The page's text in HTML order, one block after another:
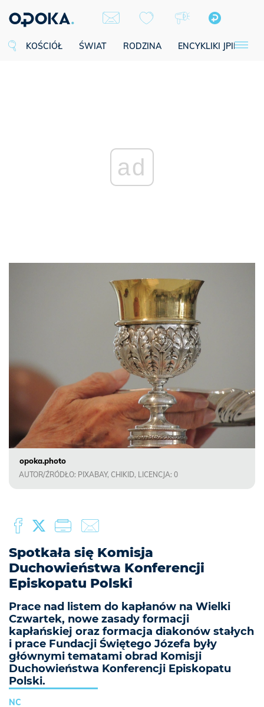
KOŚCIÓŁ ŚWIAT RODZINA ENCYKLIKI JPII
ad
opoka.photo
AUTOR/ŹRÓDŁO: PIXABAY, CHIKID, LICENCJA: 0
Spotkała się Komisja
Duchowieństwa Konferencji
Episkopatu Polski
Prace nad listem do kapłanów na Wielki
Czwartek, nowe zasady formacji
kapłańskiej oraz formacja diakonów stałych
i prace Fundacji Świętego Józefa były
głównymi tematami obrad Komisji
Duchowieństwa Konferencji Episkopatu
Polski.
NC